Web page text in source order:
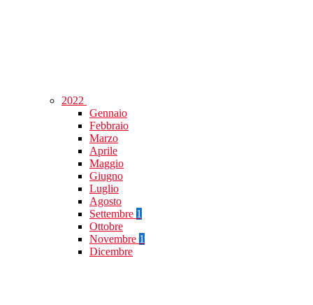
2022
Gennaio
Febbraio
Marzo
Aprile
Maggio
Giugno
Luglio
Agosto
Settembre 1
Ottobre
Novembre 1
Dicembre